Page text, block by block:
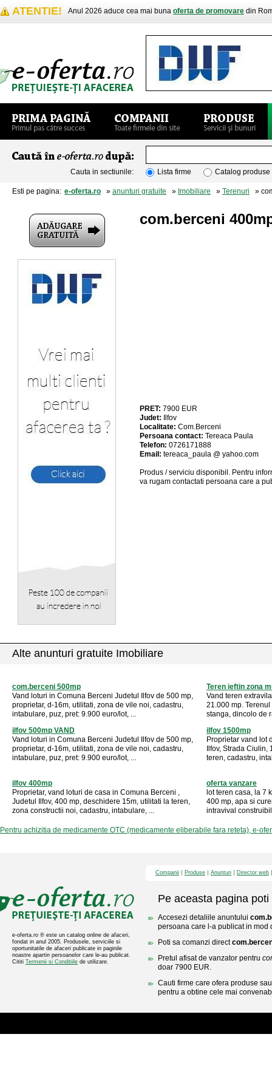
ATENTIE! Anul 2026 aduce cea mai buna oferta de promovare din
Cauta in sectiunile: Lista firme Catalog produse
Esti pe pagina: e-oferta.ro » anunturi gratuite » Imobiliare » Terenuri »
com.berceni
PRET: 7900 EUR
Judet:
Ilfov
Localitate: Com.Berceni
Persoana contact: Tereaca Paula
Telefon: 0726171888
Email: tereaca_paula @ yahoo.com
Produs / serviciu disponibil . Pentru
va rugam contactati persoana care a
Alte anunturi gratuite Imobiliare
com.berceni 500mp
Vand loturi in Comuna Berceni Judetul Ilfov de 500 mp,
proprietar, d-16m, utilitati, zona de vile noi, cadastru,
intabulare, puz, pret: 9.900 euro/lot, ...
Teren ieftin zona
Vand teren
21.000 mp.
stanga, dincolo de
ilfov 500mp VAND
Vand loturi in Comuna Berceni Judetul Ilfov de 500 mp,
proprietar, d-16m, utilitati, zona de vile noi, cadastru,
intabulare, puz, pret: 9.900 euro/lot, ...
ilfov 1500mp
Proprietar vand lot
Ilfov, Strada
teren, cadastru,
ilfov 400mp
Proprietar, vand loturi de casa in Comuna Berceni ,
Judetul Ilfov, 400 mp, deschidere 15m, utilitati la teren,
zona constructii noi, cadastru, intabulare, ...
oferta vanzare
lot teren casa, la 7
400 mp, apa si
intravival
Pentru achizitia de medicamente OTC (medicamente eliberabile fara reteta), e-
e-oferta.ro ® este un catalog online de afaceri,
fondat in anul 2005. Produsele, serviciile si
oportunitatile de afaceri publicate in paginile
noastre apartin persoanelor care le-au publicat.
Cititi Termenii si Conditiile de utilizare.
Companii Produse Anunturi Director web
Pe aceasta pagina poti
Accesezi detaliile anuntului
persoana care l-a publicat in mod
Poti sa comanzi direct
Pretul afisat de vanzator pentru
doar 7900 EUR.
Cauti firme care ofera produse
pentru a obtine cele mai